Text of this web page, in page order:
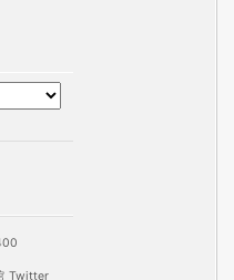
Twitter